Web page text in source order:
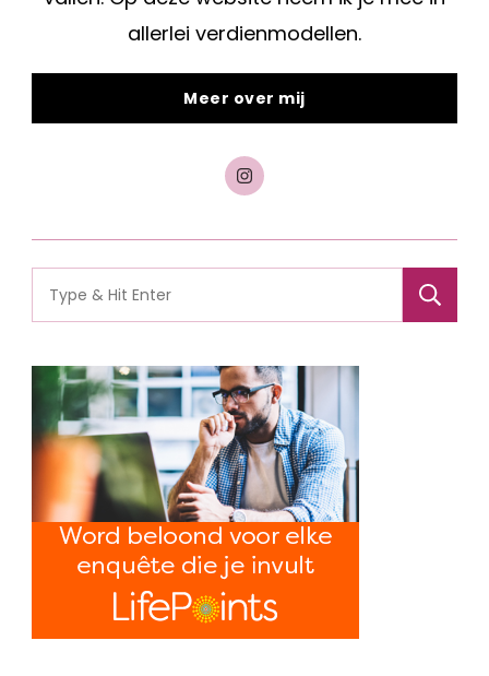
allerlei verdienmodellen.
Meer over mij
Search
for: